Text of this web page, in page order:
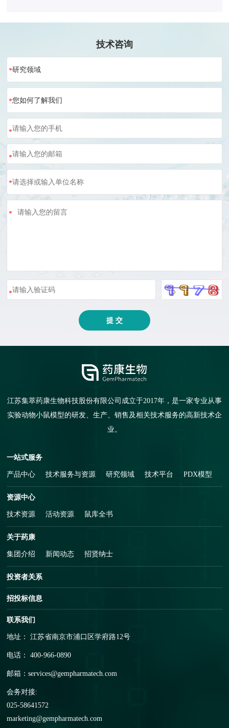
技术咨询
*研究领域
*您如何了解我们
*
*
*
*
*
提 交
江苏集萃药康生物科技股份有限公司成立于2017年，是一家专业从事
实验动物小鼠模型的研发、生产、销售及相关技术服务的高新技术企
业。
一站式服务
产品中心 技术服务与资源 研究领域 技术平台 PDX模型
资源中心
技术资源 活动资源 鼠库全书
关于药康
集团介绍 新闻动态 招贤纳士
投资者关系
招投标信息
联系我们
地址： 江苏省南京市浦口区学府路12号
电话： 400-966-0890
邮箱：services@gempharmatech.com
会务对接:
025-58641572
marketing@gempharmatech.com